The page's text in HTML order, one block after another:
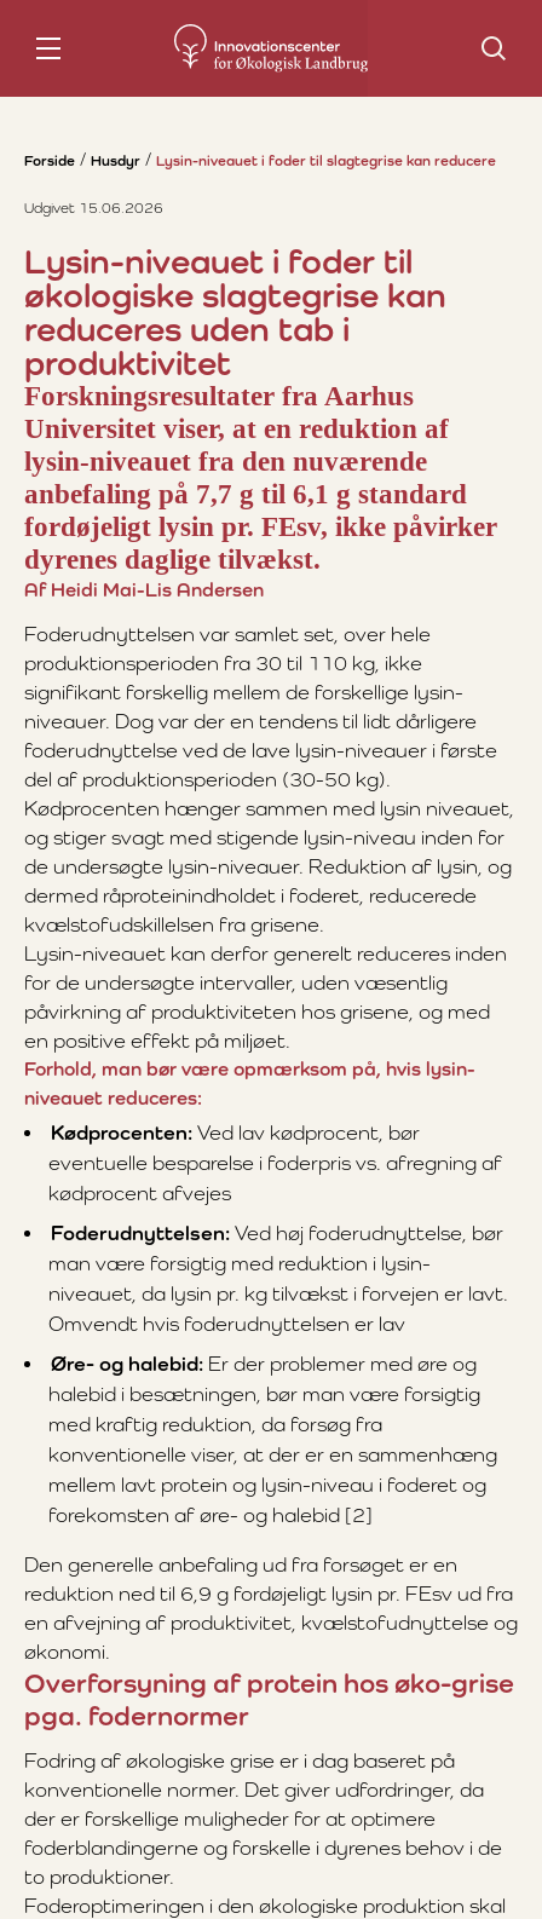
Søg
Forside Husdyr Lysin-niveauet i foder til slagtegrise kan reducere
Udgivet 15.06.2026
Lysin-niveauet i foder til
økologiske slagtegrise kan
reduceres uden tab i
produktivitet
Forskningsresultater fra Aarhus
Universitet viser, at en reduktion af
lysin-niveauet fra den nuværende
anbefaling på 7,7 g til 6,1 g standard
fordøjeligt lysin pr. FEsv, ikke påvirker
dyrenes daglige tilvækst.
Af Heidi Mai-Lis Andersen
Foderudnyttelsen var samlet set, over hele
produktionsperioden fra 30 til 110 kg, ikke
signifikant forskellig mellem de forskellige lysin-
niveauer. Dog var der en tendens til lidt dårligere
foderudnyttelse ved de lave lysin-niveauer i første
del af produktionsperioden (30-50 kg).
Kødprocenten hænger sammen med lysin niveauet,
og stiger svagt med stigende lysin-niveau inden for
de undersøgte lysin-niveauer. Reduktion af lysin, og
dermed råproteinindholdet i foderet, reducerede
kvælstofudskillelsen fra grisene.
Lysin-niveauet kan derfor generelt reduceres inden
for de undersøgte intervaller, uden væsentlig
påvirkning af produktiviteten hos grisene, og med
en positive effekt på miljøet.
Forhold, man bør være opmærksom på, hvis lysin-
niveauet reduceres:
Kødprocenten: Ved lav kødprocent, bør
eventuelle besparelse i foderpris vs. afregning af
kødprocent afvejes
Foderudnyttelsen: Ved høj foderudnyttelse, bør
man være forsigtig med reduktion i lysin-
niveauet, da lysin pr. kg tilvækst i forvejen er lavt.
Omvendt hvis foderudnyttelsen er lav
Øre- og halebid: Er der problemer med øre og
halebid i besætningen, bør man være forsigtig
med kraftig reduktion, da forsøg fra
konventionelle viser, at der er en sammenhæng
mellem lavt protein og lysin-niveau i foderet og
forekomsten af øre- og halebid [2]
Den generelle anbefaling ud fra forsøget er en
reduktion ned til 6,9 g fordøjeligt lysin pr. FEsv ud fra
en afvejning af produktivitet, kvælstofudnyttelse og
økonomi.
Overforsyning af protein hos øko-grise
pga. fodernormer
Fodring af økologiske grise er i dag baseret på
konventionelle normer. Det giver udfordringer, da
der er forskellige muligheder for at optimere
foderblandingerne og forskelle i dyrenes behov i de
to produktioner.
Foderoptimeringen i den økologiske produktion skal